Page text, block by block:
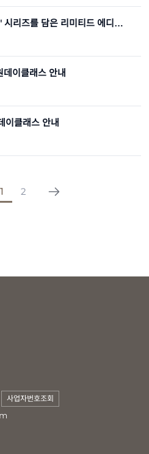
[굿즈] 이정화 작가 '향기' 시리즈를 담은 리미티드 에디션 캔들, 사쉐3종 판매
이클래스 안내
이클래스 안내
1 2
사업자번호조회